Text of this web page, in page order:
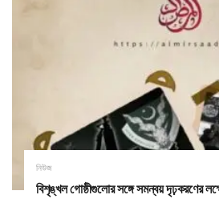
নিউজ
বিশৃঙ্খল গোষ্ঠীগুলোর সঙ্গে সমন্বয় দৃঢ়করণের